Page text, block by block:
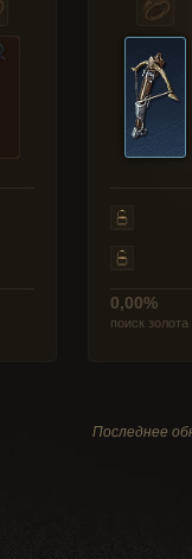
0,00%
поиск золота
Последнее